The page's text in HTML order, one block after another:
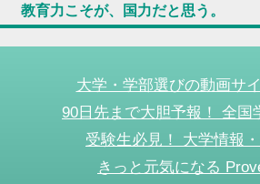
教育力こそが、国力だと思う。
大学・学部選びの動画サ
90日先まで大胆予報！ 全国
受験生必見！ 大学情報
きっと元気になる